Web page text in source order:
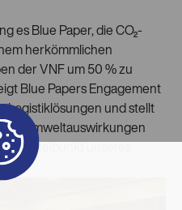
es Blue Paper, die CO₂-
herkömmlichen
der VNF um 50 % zu
Blue Papers Engagement
Logistiklösungen und stellt
Umweltauswirkungen
Mittelpunkt unseres